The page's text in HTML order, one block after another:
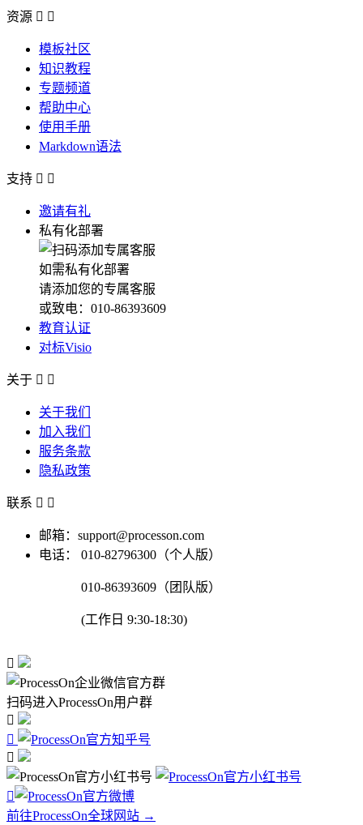
资源  
模板社区
知识教程
专题频道
帮助中心
使用手册
Markdown语法
支持  
邀请有礼
私有化部署
如需私有化部署
请添加您的专属客服
或致电：010-86393609
教育认证
对标Visio
关于  
关于我们
加入我们
服务条款
隐私政策
联系  
邮箱：support@processon.com
电话：
010-82796300（个人版）
010-86393609（团队版）
(工作日 9:30-18:30)

扫码进入ProcessOn用户群




前往ProcessOn全球网站 →